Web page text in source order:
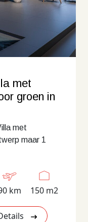
met
groen in
met
maar 1
km 150 m2